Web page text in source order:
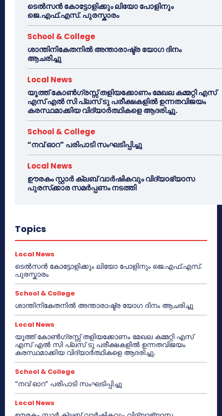
ടെൽസൻ കോട്ടോളിക്കും ലിയോ പോളിനും
ജെ.എഫ്.എസ്. പുരസ്കാരം
School & College
ശാന്തിനികേതനിൽ അന്താരാഷ്ട്ര യോഗ ദിനം
ആചരിച്ചു
Local News
യൂത്ത് കോൺഗ്രസ്സ് തളിയക്കോണം മേഖല കമ്മറ്റി എസ്
എസ് എൽ സി പ്ലസ് ടു പരീക്ഷകളിൽ ഉന്നതവിജയം
കരസ്ഥമാക്കിയ വിദ്യാർത്ഥികളെ ആദരിച്ചു.
School & College
“നവ് ഓറ” പരിപാടി സംഘടിപ്പിച്ചു
Local News
ഊരകം സ്റ്റാർ ക്ലബ് വാർഷികവും വിദ്യാഭ്യാസ
പുരസ്‌ക്കാര സമർപ്പണം നടത്തി
Topics
Local News
ടെൽസൻ കോട്ടോളിക്കും ലിയോ പോളിനും ജെ.എഫ്.എസ്.
പുരസ്കാരം
School & College
ശാന്തിനികേതനിൽ അന്താരാഷ്ട്ര യോഗ ദിനം ആചരിച്ചു
Local News
യൂത്ത് കോൺഗ്രസ്സ് തളിയക്കോണം മേഖല കമ്മറ്റി എസ്
എസ് എൽ സി പ്ലസ് ടു പരീക്ഷകളിൽ ഉന്നതവിജയം
കരസ്ഥമാക്കിയ വിദ്യാർത്ഥികളെ ആദരിച്ചു.
School & College
“നവ് ഓറ” പരിപാടി സംഘടിപ്പിച്ചു
Local News